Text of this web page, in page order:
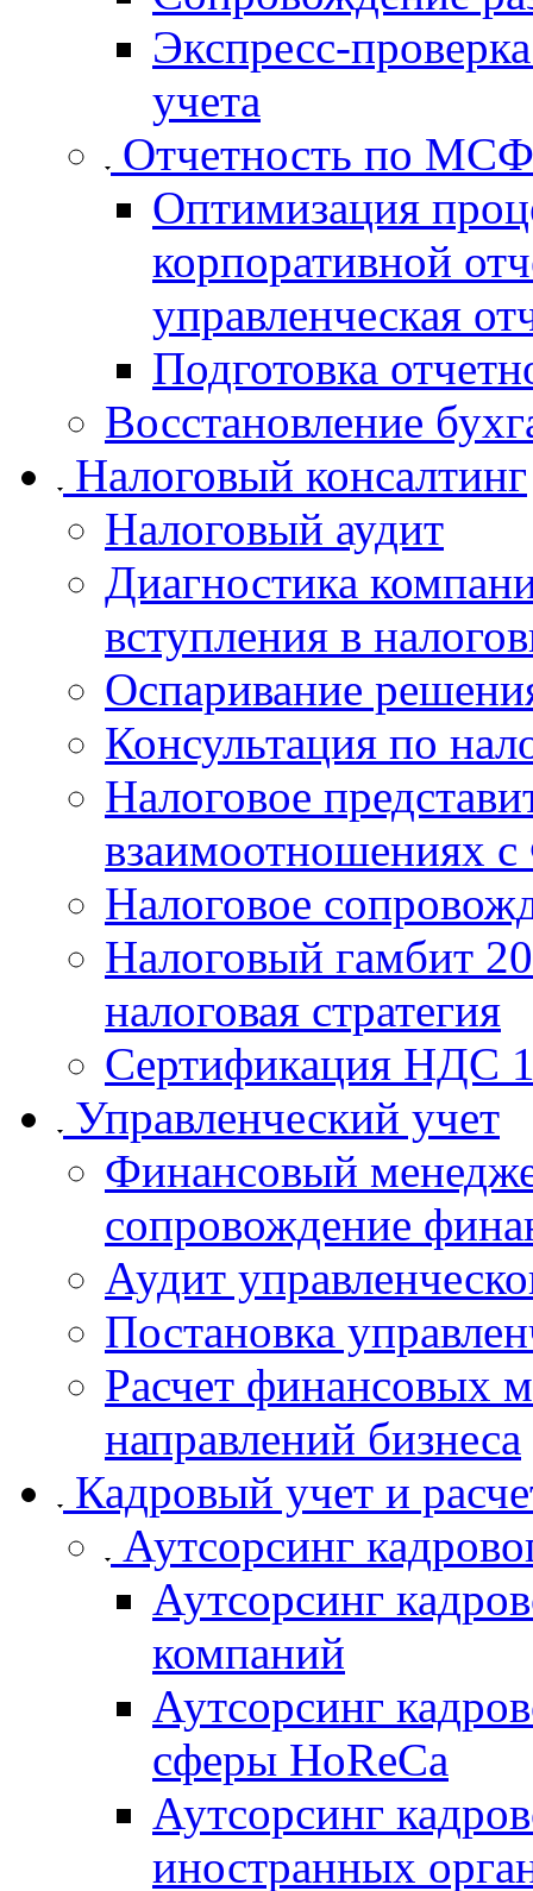
Экспресс-
учета
Отчетность по
Оптимизация
корпоративной
управленческая
Подготовка
Восстановление
Налоговый консалтинг
Налоговый аудит
Диагностика
вступления в
Оспаривание
Консультация по
Налоговое
взаимоотношениях
Налоговое
Налоговый гамбит
налоговая стратегия
Сертификация НДС
Управленческий учет
Финансовый
сопровождение
Аудит
Постановка
Расчет финансовых
направлений бизнеса
Кадровый учет и
Аутсорсинг
Аутсорсинг
компаний
Аутсорсинг
сферы HoReCa
Аутсорсинг
иностранных